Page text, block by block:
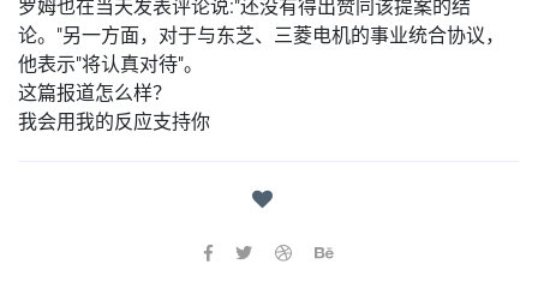
罗姆也在当天发表评论说:"还没有得出赞同该提案的结
论。"另一方面，对于与东芝、三菱电机的事业统合协议，
他表示"将认真对待"。
这篇报道怎么样？
我会用我的反应支持你